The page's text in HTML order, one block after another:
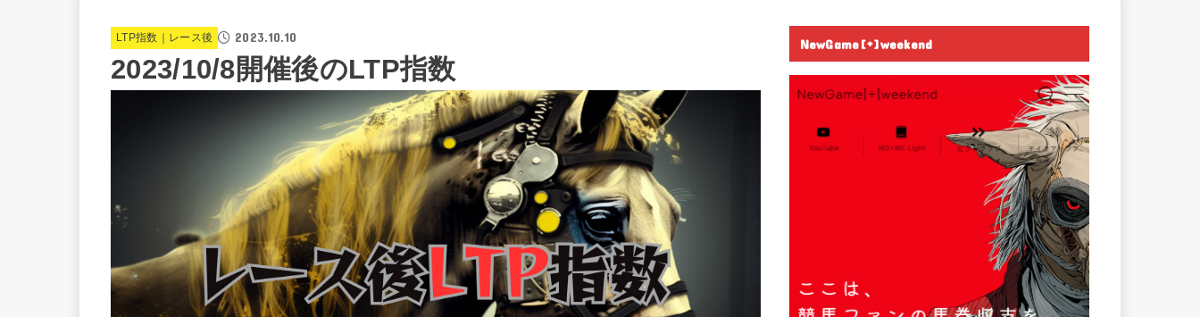
LTP指数｜レース後 2023.10.10
2023/10/8開催後のLTP指数
NewGame[+]weekend